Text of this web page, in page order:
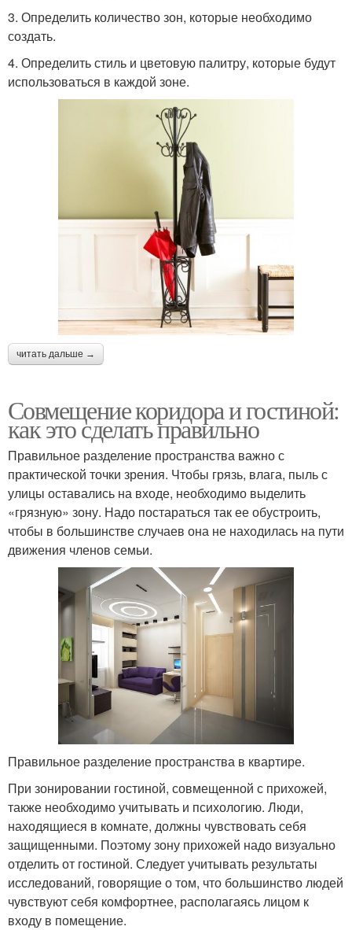
3. Определить количество зон, которые необходимо
создать.
4. Определить стиль и цветовую палитру, которые будут
использоваться в каждой зоне.
читать дальше →
Совмещение коридора и гостиной:
как это сделать правильно
Правильное разделение пространства важно с
практической точки зрения. Чтобы грязь, влага, пыль с
улицы оставались на входе, необходимо выделить
«грязную» зону. Надо постараться так ее обустроить,
чтобы в большинстве случаев она не находилась на пути
движения членов семьи.
Правильное разделение пространства в квартире.
При зонировании гостиной, совмещенной с прихожей,
также необходимо учитывать и психологию. Люди,
находящиеся в комнате, должны чувствовать себя
защищенными. Поэтому зону прихожей надо визуально
отделить от гостиной. Следует учитывать результаты
исследований, говорящие о том, что большинство людей
чувствуют себя комфортнее, располагаясь лицом к
входу в помещение.